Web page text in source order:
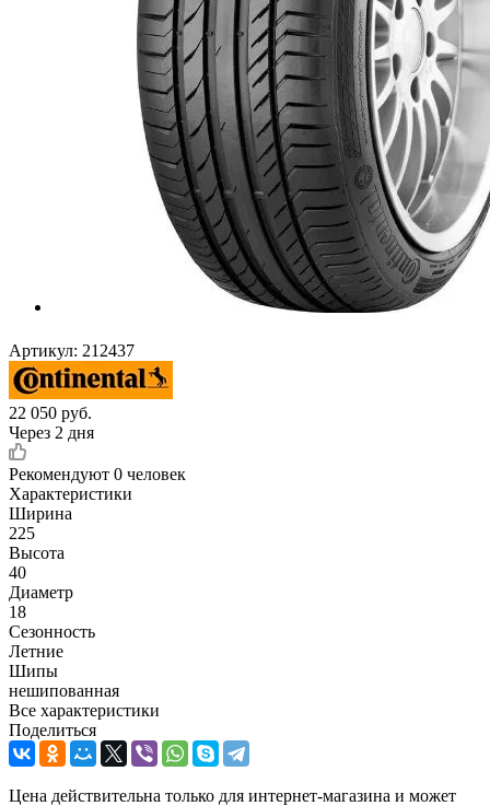
Артикул: 212437
22 050 руб.
Через 2 дня
Рекомендуют 0 человек
Характеристики
Ширина
225
Высота
40
Диаметр
18
Сезонность
Летние
Шипы
нешипованная
Все характеристики
Поделиться
Цена действительна только для интернет-магазина и может